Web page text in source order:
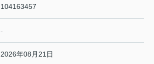
104163457
-
2026年08月21日